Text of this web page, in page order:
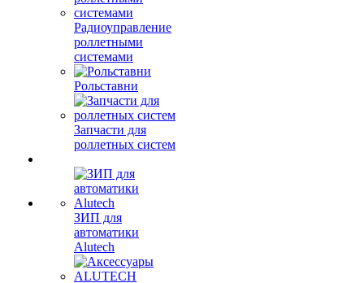
Радиоуправление
роллетными
системами
Рольставни
Запчасти для
роллетных систем
ЗИП для
автоматики
Alutech